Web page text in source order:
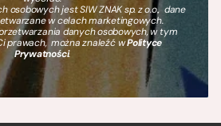
jest SIW ZNAK sp. z o.o., dane
w celach marketingowych.
danych osobowych, w tym
prawach, można znaleźć wPolityce
Prywatności.